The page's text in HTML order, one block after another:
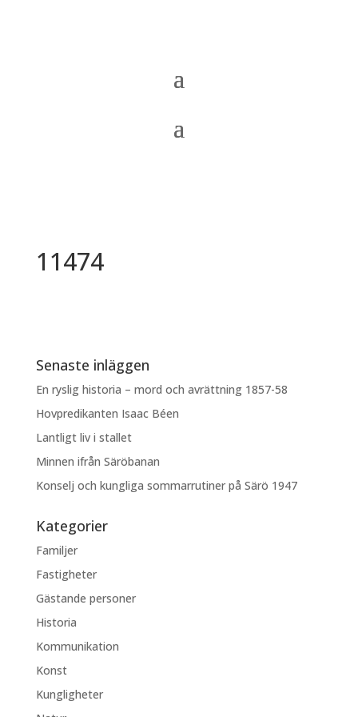
11474
Senaste inläggen
En ryslig historia – mord och avrättning 1857-58
Hovpredikanten Isaac Béen
Lantligt liv i stallet
Minnen ifrån Säröbanan
Konselj och kungliga sommarrutiner på Särö 1947
Kategorier
Familjer
Fastigheter
Gästande personer
Historia
Kommunikation
Konst
Kungligheter